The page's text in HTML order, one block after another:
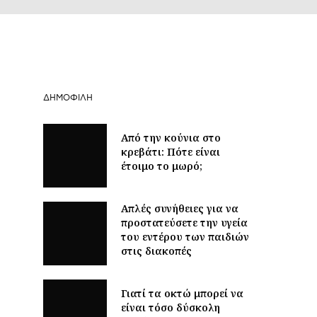
ΔΗΜΟΦΙΛΉ
Από την κούνια στο
κρεβάτι: Πότε είναι
έτοιμο το μωρό;
Απλές συνήθειες για να
προστατεύσετε την υγεία
του εντέρου των παιδιών
στις διακοπές
Γιατί τα οκτώ μπορεί να
είναι τόσο δύσκολη